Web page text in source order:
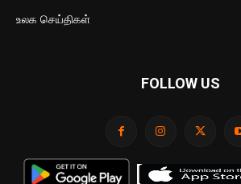
உலக செய்திகள்
FOLLOW US